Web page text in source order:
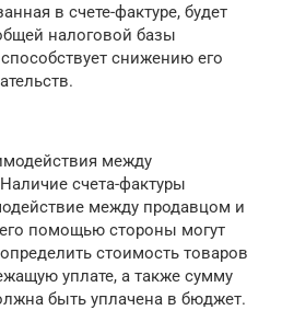
в счете-фактуре, будет
налоговой базы
снижению его
между
счета-фактуры
между продавцом и
помощью стороны могут
стоимость товаров
уплате, а также сумму
быть уплачена в бюджет.